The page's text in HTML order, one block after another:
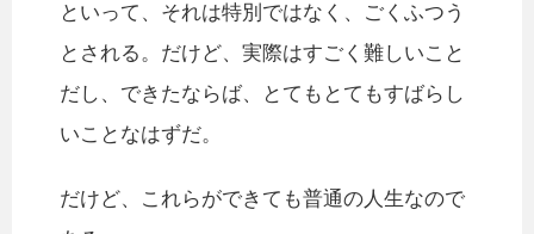
といって、それは特別ではなく、ごくふつう
とされる。だけど、実際はすごく難しいこと
だし、できたならば、とてもとてもすばらし
いことなはずだ。
だけど、これらができても普通の人生なので